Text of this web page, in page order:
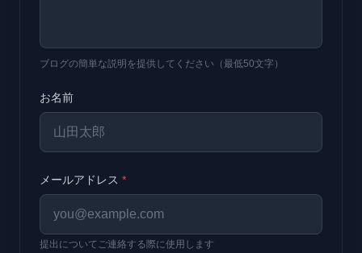
ブログの簡単な説明を提供してください（最低50文字）
お名前
メールアドレス *
提出についてご連絡する際に使用します